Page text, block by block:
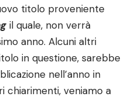
titolo proveniente
il quale, non verrà
anno. Alcuni altri
in questione, sarebbe
nell’anno in
chiarimenti, veniamo a